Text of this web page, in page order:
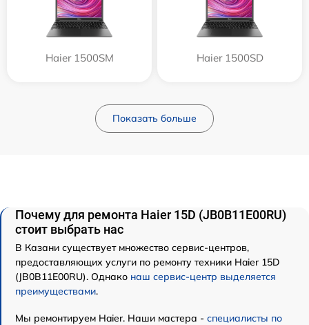
Haier 1500SM Haier 1500SD
Показать больше
Почему для ремонта Haier 15D (JB0B11E00RU)
стоит выбрать нас
В Казани существует множество сервис-центров,
предоставляющих услуги по ремонту техники Haier 15D
(JB0B11E00RU). Однако наш сервис-центр выделяется
преимуществами.
Мы ремонтируем Haier. Наши мастера - специалисты по